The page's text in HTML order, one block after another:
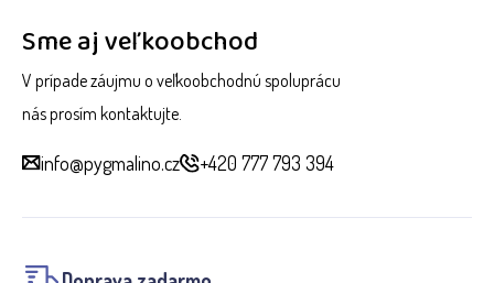
Sme aj veľkoobchod
V prípade záujmu o veľkoobchodnú spoluprácu
nás prosím kontaktujte.
info@pygmalino.cz +420 777 793 394